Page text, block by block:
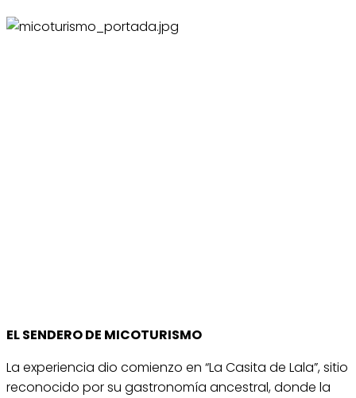
EL SENDERO DE MICOTURISMO
La experiencia dio comienzo en “La Casita de Lala”, sitio
reconocido por su gastronomía ancestral, donde la